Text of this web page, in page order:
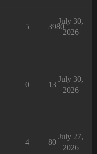
5 3980
July 30,
2026
0 13
July 30,
2026
4 80
July 27,
2026